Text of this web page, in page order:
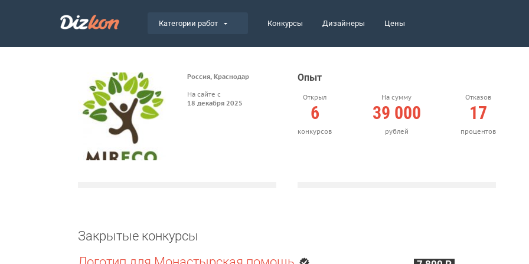
Категории работ Конкурсы Дизайнеры Цены
Россия, Краснодар
На сайте с
18 декабря 2025
Опыт
Открыл
6
конкурсов
На сумму
39 000
рублей
Отказов
17
процентов
Закрытые конкурсы